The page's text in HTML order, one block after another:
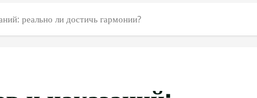
реально ли достичь гармонии?